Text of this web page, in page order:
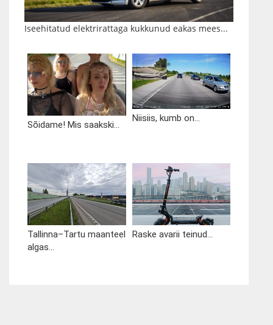
Iseehitatud elektrirattaga kukkunud eakas mees...
Sõidame! Mis saakski...
Niisiis, kumb on...
Tallinna–Tartu maanteel
algas...
Raske avarii teinud...